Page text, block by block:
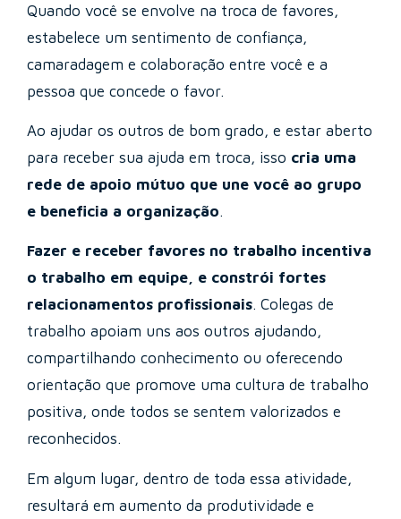
Quando você se envolve na troca de favores,
estabelece um sentimento de confiança,
camaradagem e colaboração entre você e a
pessoa que concede o favor.
Ao ajudar os outros de bom grado, e estar aberto
para receber sua ajuda em troca, isso cria uma
rede de apoio mútuo que une você ao grupo
e beneficia a organização.
Fazer e receber favores no trabalho incentiva
o trabalho em equipe, e constrói fortes
relacionamentos profissionais. Colegas de
trabalho apoiam uns aos outros ajudando,
compartilhando conhecimento ou oferecendo
orientação que promove uma cultura de trabalho
positiva, onde todos se sentem valorizados e
reconhecidos.
Em algum lugar, dentro de toda essa atividade,
resultará em aumento da produtividade e